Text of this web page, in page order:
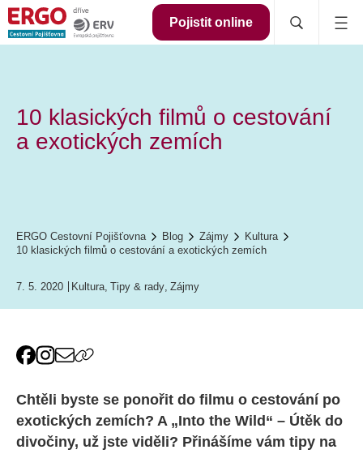
Pojistit online
10 klasických filmů o cestování
a exotických zemích
ERGO Cestovní Pojišťovna Blog Zájmy
Kultura
10 klasických filmů o cestování a exotických zemích
7. 5. 2020 Kultura, Tipy & rady, Zájmy
Chtěli byste se ponořit do filmu o cestování po
exotických zemích? A „Into the Wild“ – Útěk do
divočiny, už jste viděli? Přinášíme vám tipy na